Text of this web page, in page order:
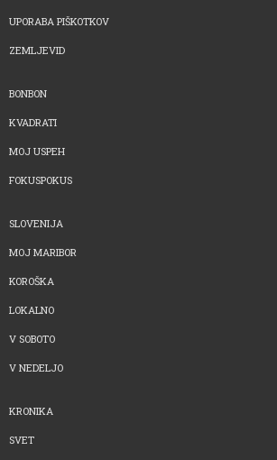
UPORABA PIŠKOTKOV
ZEMLJEVID
BONBON
KVADRATI
MOJ USPEH
FOKUSPOKUS
SLOVENIJA
MOJ MARIBOR
KOROŠKA
LOKALNO
V SOBOTO
V NEDELJO
KRONIKA
SVET